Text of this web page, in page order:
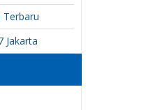
Terbaru
Jakarta